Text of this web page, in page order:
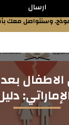
ارسال
وسنتواصل معك
الاطفال